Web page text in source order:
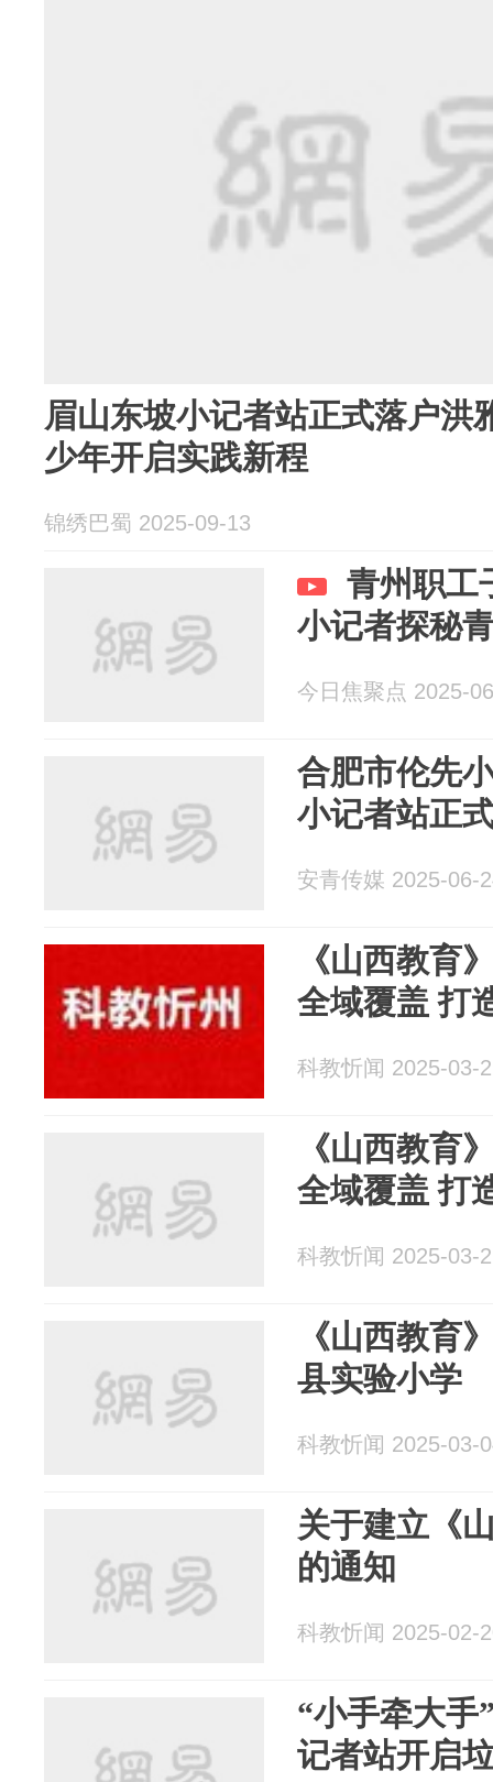
眉山东坡小记者站正式落户洪
少年开启实践新程
锦绣巴蜀 2025-09-13
青州职工
小记者探秘
今日焦聚点 2025-
合肥市伦先
小记者站正
安青传媒 2025-06-
《山西教育
全域覆盖 打
科教忻闻 2025-03-
《山西教育
全域
科教忻闻 2025-03-
《山西教育
县实验小学
科教忻闻 2025-03-
关于建立《
的通知
科教忻闻 2025-02-
“小手牵大手” 高新区西园街
记者站开启